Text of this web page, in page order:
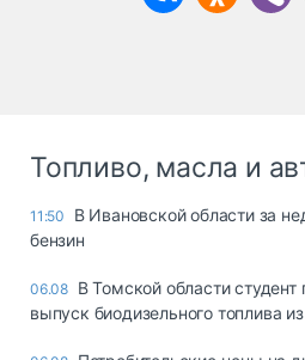
Топливо, масла и
11:50
В Ивановской области за
бензин
06.08 В Томской области
выпуск биодизельного топлива